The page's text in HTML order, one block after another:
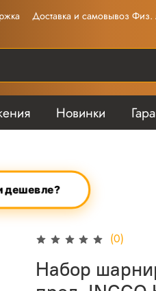
Доставка и самовывоз Физ.
Новинки
дешевле?
(0)
Набор